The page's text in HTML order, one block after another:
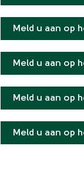
Meld u aan op
Meld u aan op
Meld u aan op
Meld u aan op